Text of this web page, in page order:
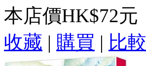
本店價HK$72元
收藏 | 購買 | 比較